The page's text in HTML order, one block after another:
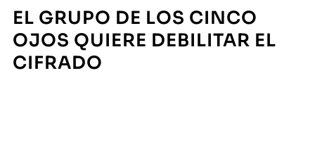
EL GRUPO DE LOS CINCO
OJOS QUIERE DEBILITAR EL
CIFRADO